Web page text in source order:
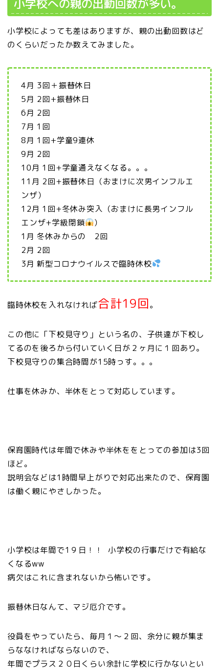
小学校への親の出動回数が多い。
小学校によっても差はありますが、親の出動回数はど
のくらいだったか数えてみました。
4月 3回＋振替休日
5月 2回+振替休日
6月 2回
7月 1回
8月 1回+学童9連休
9月 2回
10月 1回+学童通えなくなる。。。
11月 2回+振替休日（おまけに次男インフルエ
ンザ）
12月 1回+冬休み突入（おまけに長男インフル
エンザ+学級閉鎖
）
1月 冬休みからの 2回
2月 2回
3月 新型コロナウイルスで臨時休校
臨時休校を入れなければ合計19回。
この他に「下校見守り」という名の、子供達が下校し
てるのを後ろから付いていく日が２ヶ月に１回あり。
下校見守りの集合時間が15時っす。。。
仕事を休みか、半休をとって対応しています。
保育園時代は年間で休みや半休ををとっての参加は3回
ほど。
説明会などは1時間早上がりで対応出来たので、保育園
は働く親にやさしかった。
小学校は年間で1９日！！ 小学校の行事だけで有給な
くなるww
病欠はこれに含まれないから怖いです。
振替休日なんて、マジ厄介です。
役員をやっていたら、毎月１〜２回、余分に親が集ま
らななければならないので、
年間でプラス２０日くらい余計に学校に行かないとい